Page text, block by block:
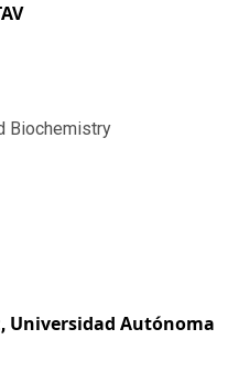
Biochemistry
Universidad Autónoma